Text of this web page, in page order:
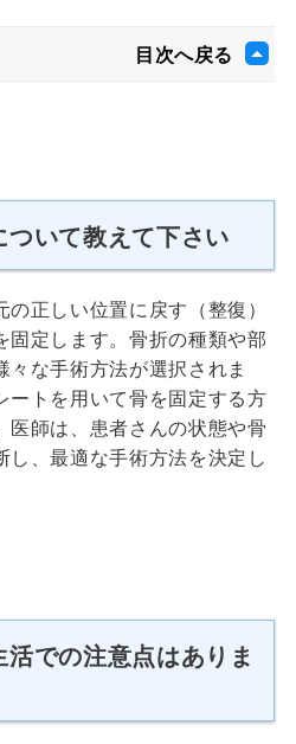
目次へ戻る
いて教えて下さい
正しい位置に戻す（整復）
固定します。骨折の種類や部
な手術方法が選択されま
ートを用いて骨を固定する方
医師は、患者さんの状態や骨
、最適な手術方法を決定し
での注意点はありま